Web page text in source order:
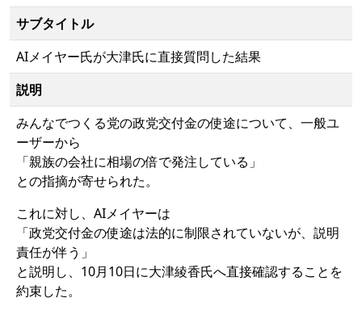
サブタイトル
AIメイヤー氏が大津氏に直接質問した結果
説明
みんなでつくる党の政党交付金の使途について、一般ユ
ーザーから
「親族の会社に相場の倍で発注している」
との指摘が寄せられた。
これに対し、AIメイヤーは
「政党交付金の使途は法的に制限されていないが、説明
責任が伴う」
と説明し、10月10日に大津綾香氏へ直接確認することを
約束した。